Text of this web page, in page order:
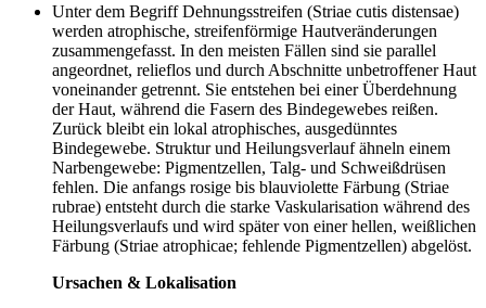
Unter dem Begriff Dehnungsstreifen (Striae cutis distensae)
werden atrophische, streifenförmige Hautveränderungen
zusammengefasst. In den meisten Fällen sind sie parallel
angeordnet, relieflos und durch Abschnitte unbetroffener Haut
voneinander getrennt. Sie entstehen bei einer Überdehnung
der Haut, während die Fasern des Bindegewebes reißen.
Zurück bleibt ein lokal atrophisches, ausgedünntes
Bindegewebe. Struktur und Heilungsverlauf ähneln einem
Narbengewebe: Pigmentzellen, Talg- und Schweißdrüsen
fehlen. Die anfangs rosige bis blauviolette Färbung (Striae
rubrae) entsteht durch die starke Vaskularisation während des
Heilungsverlaufs und wird später von einer hellen, weißlichen
Färbung (Striae atrophicae; fehlende Pigmentzellen) abgelöst.
Ursachen & Lokalisation